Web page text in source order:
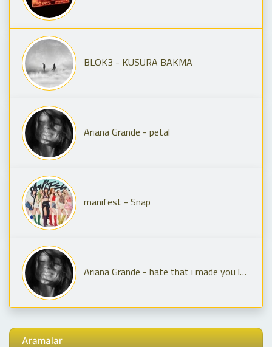
BLOK3 - KUSURA BAKMA
Ariana Grande - petal
manifest - Snap
Ariana Grande - hate that i made you love me
Aramalar